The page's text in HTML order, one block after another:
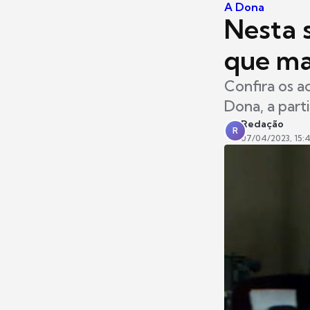
A Dona
Nesta
que
Confira os
Dona, a
R
Redação
07/04/2023,